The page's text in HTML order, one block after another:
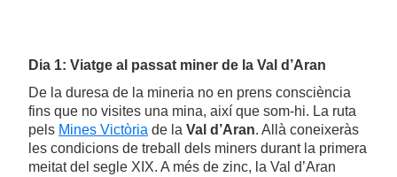
Dia 1: Viatge al passat miner de la Val d’Aran
De la duresa de la mineria no en prens consciència
fins que no visites una mina, així que som-hi. La ruta
pels Mines Victòria de la Val d’Aran. Allà coneixeràs
les condicions de treball dels miners durant la primera
meitat del segle XIX. A més de zinc, la Val d’Aran